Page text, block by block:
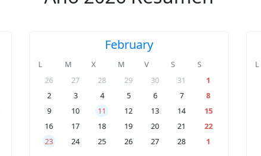
February
L M X M V S
S
26
27 28 29 30 31
1
2
3 4 5 6 7
8
9
10 11 12 13 14
15
16
17 18 19 20 21
22
23
24 25 26 27 28 1
L